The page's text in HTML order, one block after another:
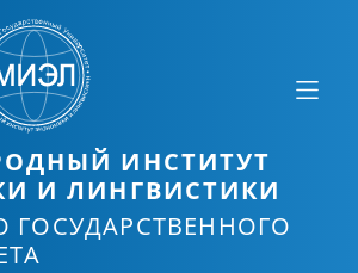
ИНСТИТУТ
И ЛИНГВИСТИКИ
ГОСУДАРСТВЕННОГО